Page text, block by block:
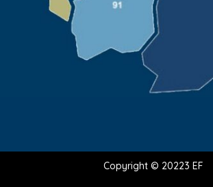
Copyright © 20223 EF